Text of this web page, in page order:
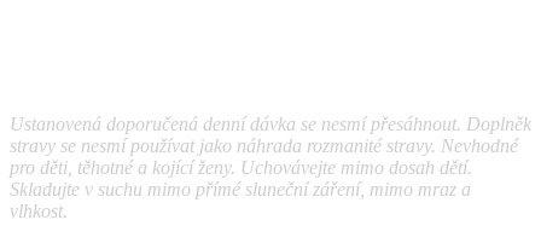
Ustanovená doporučená denní dávka se nesmí přesáhnout. Doplněk
stravy se nesmí používat jako náhrada rozmanité stravy. Nevhodné
pro děti, těhotné a kojící ženy. Uchovávejte mimo dosah dětí.
Skladujte v suchu mimo přímé sluneční záření, mimo mraz a
vlhkost.